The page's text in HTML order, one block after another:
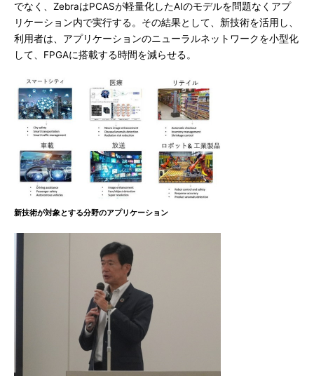
でなく、ZebraはPCASが軽量化したAIのモデルを問題なくアプ
リケーション内で実行する。その結果として、新技術を活用し、
利用者は、アプリケーションのニューラルネットワークを小型化
して、FPGAに搭載する時間を減らせる。
新技術が対象とする分野のアプリケーション